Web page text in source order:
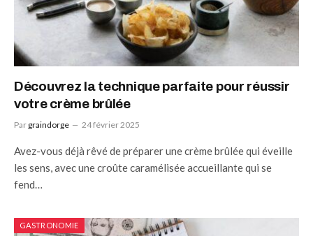
Découvrez la technique parfaite pour réussir
votre crème brûlée
Par graindorge 24 février 2025
Avez-vous déjà rêvé de préparer une crème brûlée qui éveille
les sens, avec une croûte caramélisée accueillante qui se
fend…
GASTRONOMIE